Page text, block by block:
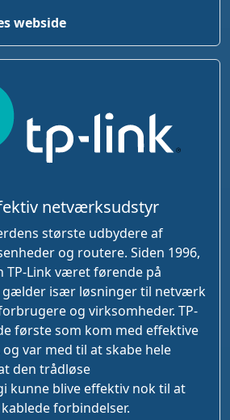
webside
netværksudstyr
største udbydere af
og routere. Siden 1996,
TP-Link været førende på
gælder især løsninger til netværk
og virksomheder. TP-
første som kom med effektive
var med til at skabe hele
den trådløse
kunne blive effektiv nok til at
forbindelser.